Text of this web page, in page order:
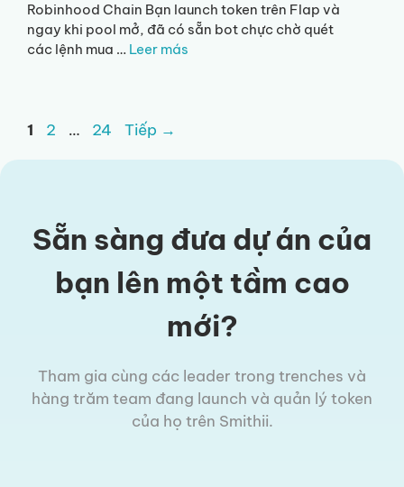
Robinhood Chain Bạn launch token trên Flap và
ngay khi pool mở, đã có sẵn bot chực chờ quét
các lệnh mua … Leer más
Trang
1 Trang
2 … Trang
24 Tiếp →
Sẵn sàng đưa dự án của
bạn lên một tầm cao
mới?
Tham gia cùng các leader trong trenches và
hàng trăm team đang launch và quản lý token
của họ trên Smithii.